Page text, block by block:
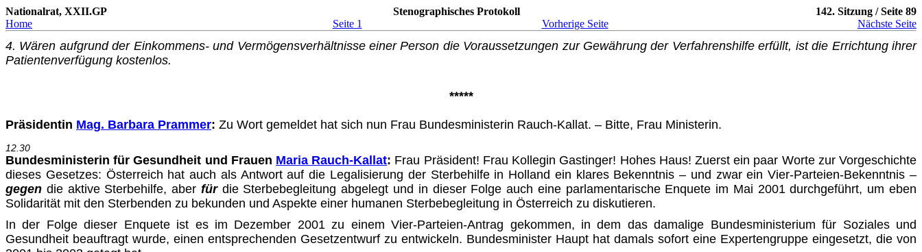
Nationalrat, XXII.GP Stenographisches Protokoll
142. Sitzung / Seite 89
Home
Seite 1 Vorherige Seite Nächste Seite
4. Wären aufgrund der Einkommens- und Vermögensverhältnisse einer Person die Voraussetzungen zur Gewährung der Verfahrenshilfe erfüllt, ist die Errichtung ihrer
Patientenverfügung kostenlos.
*****
Präsidentin Mag. Barbara Prammer: Zu Wort gemeldet hat sich nun Frau Bundesministerin Rauch-Kallat. – Bitte, Frau Ministerin.
12.30
Bundesministerin für Gesundheit und Frauen Maria Rauch-Kallat: Frau Präsident! Frau Kollegin Gastinger! Hohes Haus! Zuerst ein paar Worte zur Vorgeschichte
dieses Gesetzes: Österreich hat auch als Antwort auf die Legalisierung der Sterbehilfe in Holland ein klares Bekenntnis – und zwar ein Vier-Parteien-Bekenntnis –
gegen die aktive Sterbehilfe, aber für die Sterbebegleitung abgelegt und in dieser Folge auch eine parlamentarische Enquete im Mai 2001 durchgeführt, um eben
Solidarität mit den Sterbenden zu bekunden und Aspekte einer humanen Sterbebegleitung in Österreich zu diskutieren.
In der Folge dieser Enquete ist es im Dezember 2001 zu einem Vier-Parteien-Antrag gekommen, in dem das damalige Bundesministerium für Soziales und
Gesundheit beauftragt wurde, einen entsprechenden Gesetzentwurf zu entwickeln. Bundesminister Haupt hat damals sofort eine Expertengruppe eingesetzt, die von